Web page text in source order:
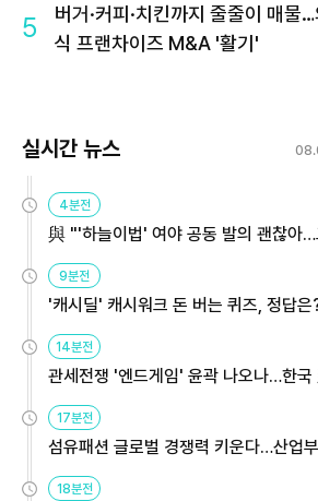
5
버거·커피·치킨까지 줄줄이 매물…
식 프랜차이즈 M&A '활기'
실시간 뉴스
4분전
與 "'하늘이법' 여야 공동 발의 괜찮아
9분전
'캐시딜' 캐시워크 돈 버는 퀴즈, 정답은
14분전
관세전쟁 '엔드게임' 윤곽 나오나…한국
17분전
섬유패션 글로벌 경쟁력 키운다…산업
18분전